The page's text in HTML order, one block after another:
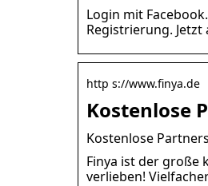
Login mit
Registrierung.
http s://www.finya.de
Kostenlose
Kostenlose
Finya ist der große
verlieben!